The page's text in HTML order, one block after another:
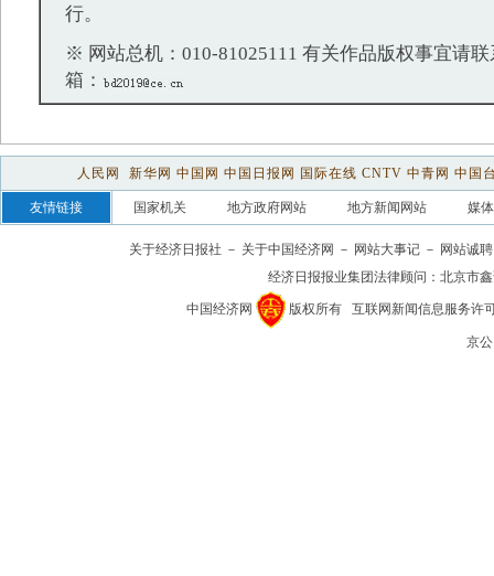
行。
※ 网站总机：010-81025111 有关作品版权事宜请联
箱：
人民网 新华网 中国网 中国日报网 国际在线 CNTV 中青网 中国
友情链接 国家机关 地方政府网站 地方新闻网站 媒
关于经济日报社 － 关于中国经济网 － 网站大事记 － 网站诚聘
经济日报报业集团法律顾问： 北京市
中国经济网 版权所有 互联网新闻信息服务许
京